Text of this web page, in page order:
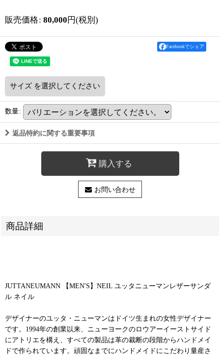
販売価格: 80,000 円(税別)
Facebookでシェア
サイズ を選択してください
数量:
返品特約に関する重要事項
購入する
お問い合わせ
商品詳細
JUTTANEUMANN 【MEN'S】NEIL ユッタニューマンレザーサンダ
ル ネイル
デザイナーのユッタ・ニューマンはドイツ生まれの女性デザイナー
です。1994年の創業以来、ニューヨークのロウアーイーストサイド
にアトリエを構え、すべての製品は革の裁断の段階からハンドメイ
ドで作られています。頑固なまでにハンドメイドにこだわり量産さ